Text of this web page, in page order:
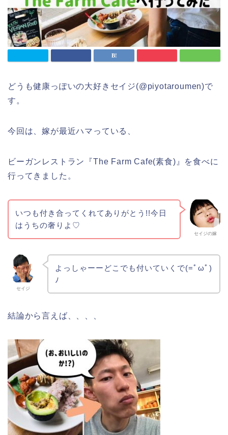
どうも健康っぽいの大好きセイジ(@piyotaroumen)で
す。
今回は、嫁が最近ハマっている、
ビーガンレストラン『The Farm Cafe(素食)』を食べに
行ってきました。
セイジの嫁
いつも付き合ってくれてありがとう!!今日
はうちの奢りよ♡
セイジ
よっしゃーーどこでも付いていくで(=ﾟωﾟ)
ﾉ
結論から言えば、、、、